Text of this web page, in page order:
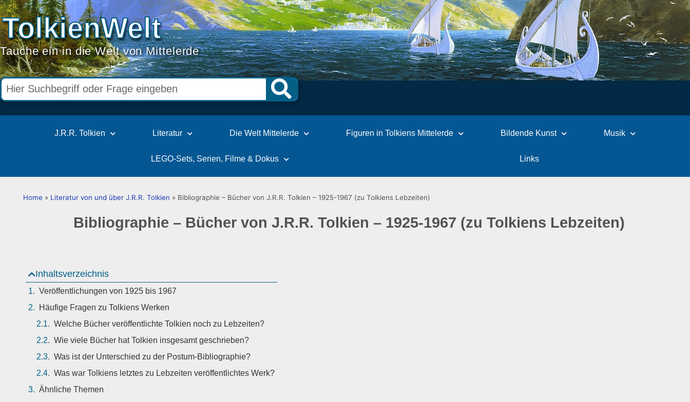
TolkienWelt
Tauche ein in die Welt von Mittelerde
J.R.R. Tolkien Literatur Die Welt Mittelerde Figuren in Tolkiens Mittelerde Bildende Kunst Musik
LEGO-Sets, Serien, Filme & Dokus Links
Home » Literatur von und über J.R.R. Tolkien » Bibliographie – Bücher von J.R.R. Tolkien – 1925-1967 (zu Tolkiens Lebzeiten)
Bibliographie – Bücher von J.R.R. Tolkien – 1925-1967 (zu Tolkiens Lebzeiten)
Inhaltsverzeichnis
Veröffentlichungen von 1925 bis 1967
Häufige Fragen zu Tolkiens Werken
Welche Bücher veröffentlichte Tolkien noch zu Lebzeiten?
Wie viele Bücher hat Tolkien insgesamt geschrieben?
Was ist der Unterschied zu der Postum-Bibliographie?
Was war Tolkiens letztes zu Lebzeiten veröffentlichtes Werk?
Ähnliche Themen